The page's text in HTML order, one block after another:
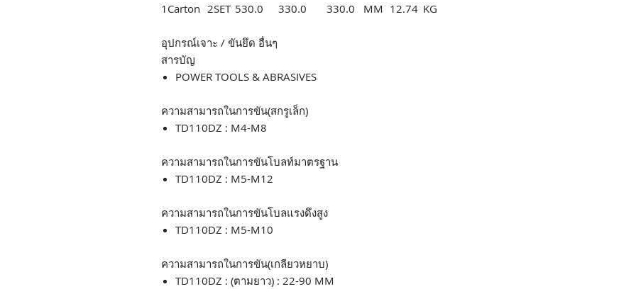
1 Carton 2SET 530.0 330.0 330.0 MM 12.74 KG
อุปกรณ์เจาะ / ขันยึด อื่นๆ
สารบัญ
POWER TOOLS & ABRASIVES
ความสามารถในการขัน(สกรูเล็ก)
TD110DZ : M4-M8
ความสามารถในการขันโบลท์มาตรฐาน
TD110DZ : M5-M12
ความสามารถในการขันโบลแรงดึงสูง
TD110DZ : M5-M10
ความสามารถในการขัน(เกลียวหยาบ)
TD110DZ : (ตามยาว) : 22-90 MM